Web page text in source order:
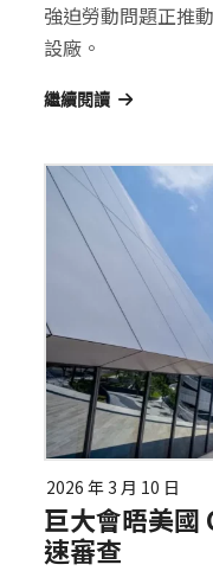
強迫勞動問題正推
設廠。
繼續閱讀
2026 年 3 月 10 日
巨大會晤美
速審查